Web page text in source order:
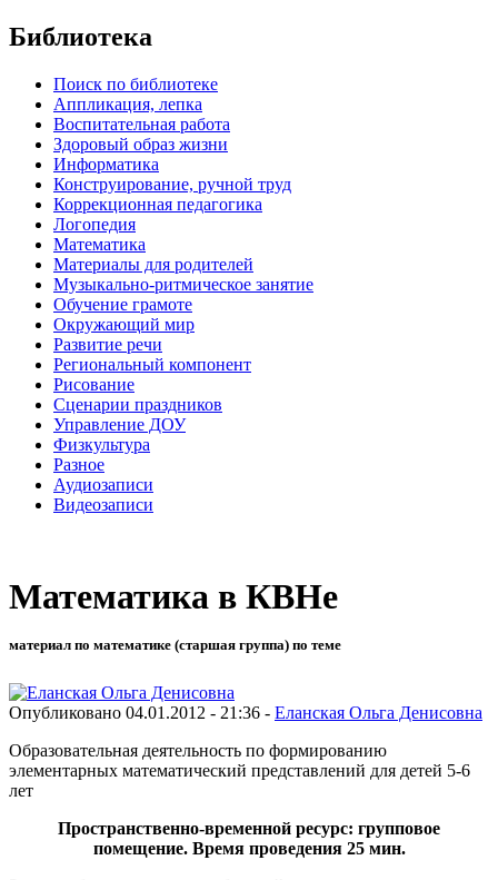
Библиотека
Поиск по библиотеке
Аппликация, лепка
Воспитательная работа
Здоровый образ жизни
Информатика
Конструирование, ручной труд
Коррекционная педагогика
Логопедия
Математика
Материалы для родителей
Музыкально-ритмическое занятие
Обучение грамоте
Окружающий мир
Развитие речи
Региональный компонент
Рисование
Сценарии праздников
Управление ДОУ
Физкультура
Разное
Аудиозаписи
Видеозаписи
Математика в КВНе
материал по математике (старшая группа) по теме
Опубликовано 04.01.2012 - 21:36 - Еланская Ольга Денисовна
Образовательная деятельность по формированию
элементарных математический представлений для детей 5-6
лет
Пространственно-временной ресурс: групповое
помещение. Время проведения 25 мин.